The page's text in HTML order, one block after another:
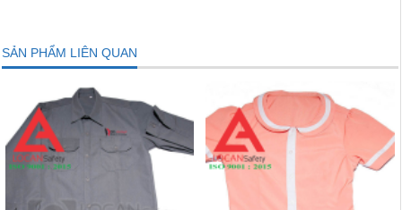
SẢN PHẨM LIÊN QUAN